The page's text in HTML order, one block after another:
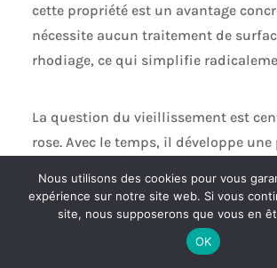
cette propriété est un avantage
nécessite aucun traitement de
rhodiage, ce qui simplifie
La question du vieillissement est
rose. Avec le temps, il développe une
reflets s’approfondissent, la teinte
d’une nuance plus chaude. Ce
l’oxydation superficielle du cuivre,
Nous utilisons des cookies pour vous
expérience sur notre site web. Si vous
site, nous supposerons que vous en
OK